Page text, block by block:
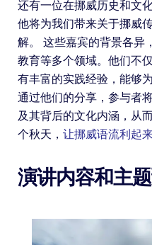
还有一位在挪威历史和文
他将为我们带来关于挪威
解。 这些嘉宾的背景各异
教育等多个领域。他们不
有丰富的实践经验，能够
通过他们的分享，参与者
及其背后的文化内涵，从
个秋天， 让挪威语流利起来
演讲内容和主